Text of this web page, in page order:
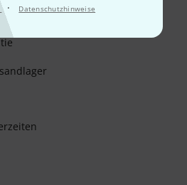
· Datenschutzhinweise